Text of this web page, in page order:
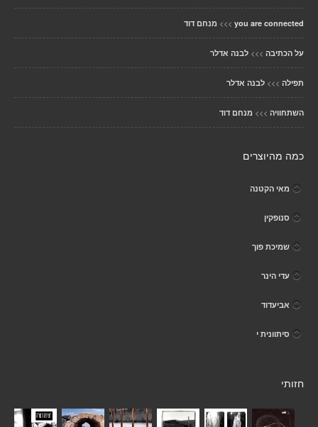
you are connected
>>> מנחם דוד
על הכתיבה >>> לבנה אדלר
תפילה >>> לבנה אדלר
השתחוויה >>> מנחם דוד
כמה מהיוצרים
מאי הקטנה
סנופקין
שמיכת פוך
עדי הינר
אביעדוד
סיתוונית י
חזותי